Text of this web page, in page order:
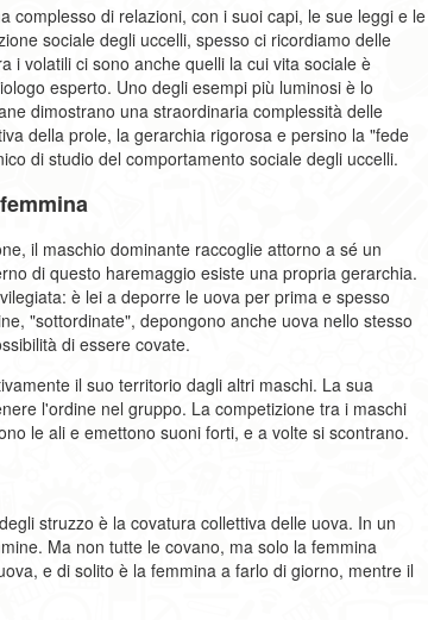
complesso di relazioni, con i suoi capi, le sue leggi e le
sociale degli uccelli, spesso ci ricordiamo delle
i volatili ci sono anche quelli la cui vita sociale è
esperto. Uno degli esempi più luminosi è lo
dimostrano una straordinaria complessità delle
della prole, la gerarchia rigorosa e persino la "fede
di studio del comportamento sociale degli uccelli.
il maschio dominante raccoglie attorno a sé un
di questo haremaggio esiste una propria gerarchia.
è lei a deporre le uova per prima e spesso
"sottordinate", depongono anche uova nello stesso
di essere covate.
il suo territorio dagli altri maschi. La sua
l'ordine nel gruppo. La competizione tra i maschi
le ali e emettono suoni forti, e a volte si scontrano.
struzzo è la covatura collettiva delle uova. In un
Ma non tutte le covano, ma solo la femmina
e di solito è la femmina a farlo di giorno, mentre il